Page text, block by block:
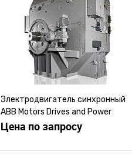
В избранное
Под заказ
Электродвигатель синхронный
ABB Motors Drives and Power
Electronics 690 Вт
Цена по запросу